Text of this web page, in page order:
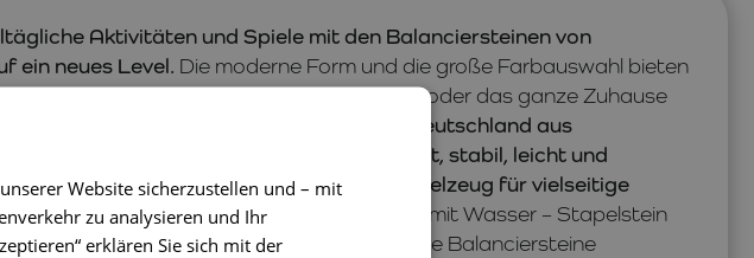
Aktivitäten und Spiele mit den Balanciersteinen von
ein neues Level. Die moderne Form und die große Farbauswahl bieten
praktische Möglichkeit, das Kinderzimmer oder das ganze Zuhause
Das innovative Design wird nachhaltig in Deutschland aus
Schaumstoff hergestellt. Es ist robust, stabil, leicht und
sind die Balanciersteine das ideale Spielzeug für vielseitige
Ob Springen, Stapeln oder Befüllen mit Wasser – Stapelstein
Abenteuer. Mehr darüber, wie Sie die Balanciersteine
Website sicherzustellen und – mit
zu analysieren und Ihr
erklären Sie sich mit der